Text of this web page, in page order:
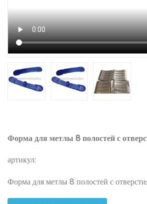
Форма для метлы 8 полостей с
артикул:
Форма для метлы 8 полостей с